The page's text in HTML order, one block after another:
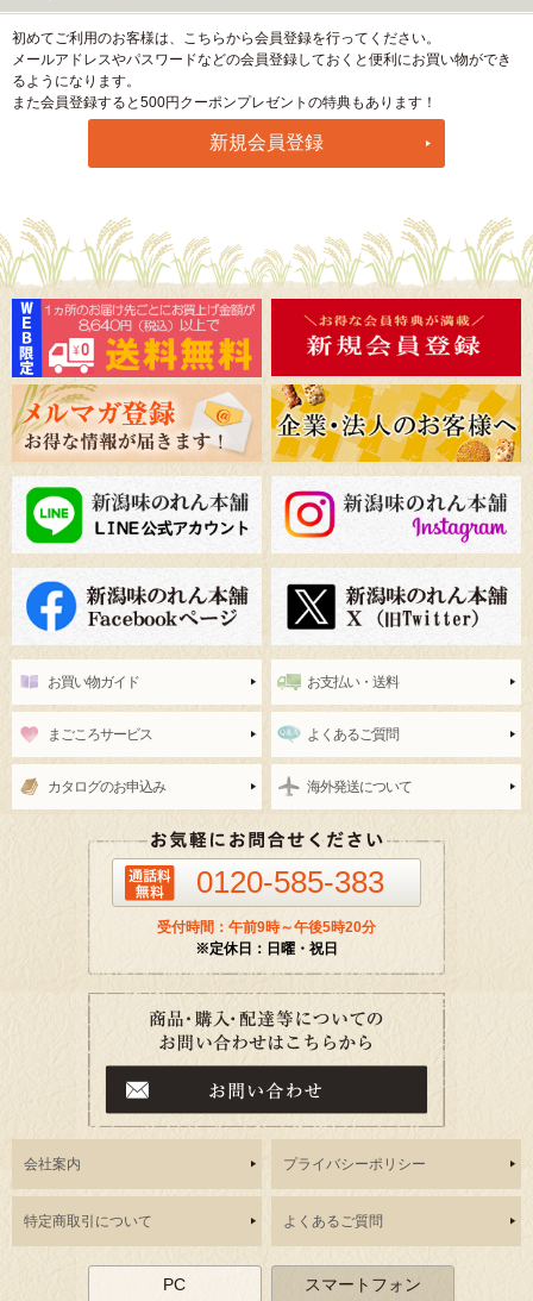
初めてご利用のお客様は、こちらから会員登録を行ってください。
メールアドレスやパスワードなどの会員登録しておくと便利にお買い物ができ
るようになります。
また会員登録すると500円クーポンプレゼントの特典もあります！
お買い物ガイド お支払い・送料
まごころサービス よくあるご質問
カタログのお申込み 海外発送について
0120-585-383
受付時間：午前9時～午後5時20分
※定休日：日曜・祝日
会社案内 プライバシーポリシー
特定商取引について よくあるご質問
PC スマートフォン